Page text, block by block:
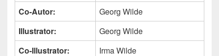
Co-Autor:
Georg Wilde
Illustrator:
Georg Wilde
Co-Illustrator:
Irma Wilde